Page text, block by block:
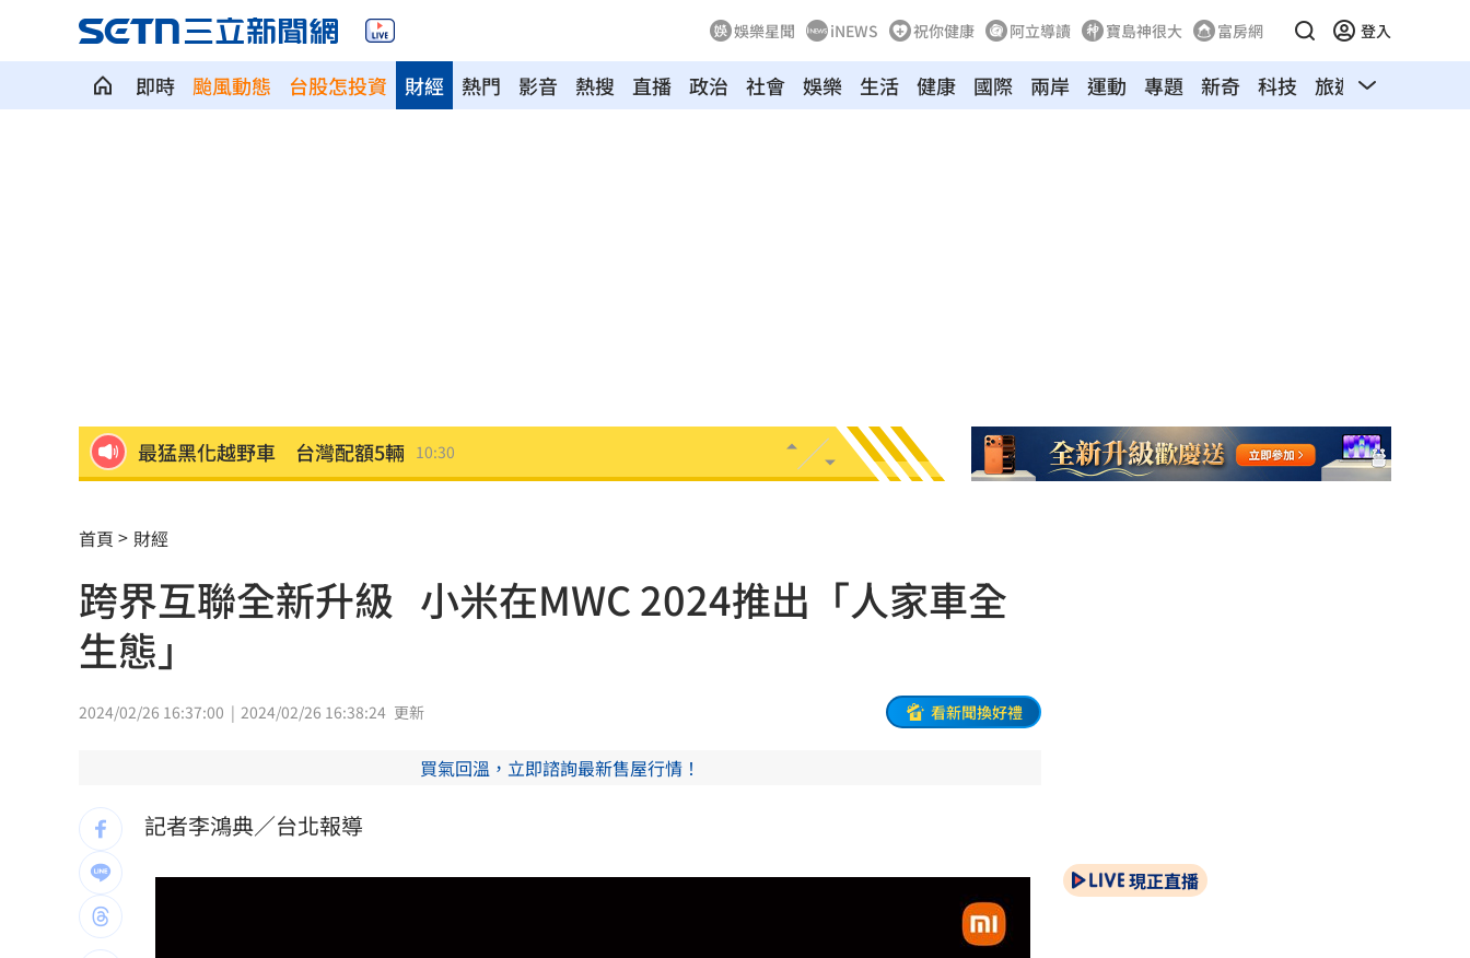
娛樂星聞 iNEWS 祝你健康 阿立導讀 寶島神很大 富房網 登入
即時 颱風動態 台股怎投資 熱門 影音 熱搜 直播 政治 社會 娛樂 生活 健康 國際 兩岸 運動
財經 專題 新奇 科技 旅遊 汽車
60歲糖尿病婦 吃飯1改變血糖奇蹟下降
生前曾對打丟丟妹 肥大叔猝逝震撼全網 10:34
搭台鐵不爽童吵鬧 他踹行李噴1句下場曝
保安宮後山…掛一具男屍穿著整齊！身份曝
獨／田路路嗆曹雨婷點名姜厚任 他回應了 10:21
蔡英文任競總主委助攻 蘇巧慧曝邀約過程
新／徐巧芯大姑律師棄保跑了 媽也被通緝
馬德共諜同夥…涉洩海馬斯保養手冊給中共
首頁 財經
跨界互聯全新升級 小米在MWC 2024推出「人家車全
生態」
2024/02/26 16:37:00 2024/02/26 16:38:24 更新 看新聞換好禮
買氣回溫，立即諮詢最新售屋行情！
記者李鴻典／台北報導
現正直播